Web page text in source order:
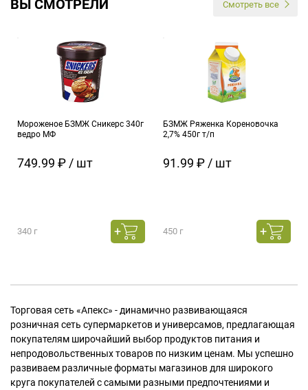
ВЫ СМОТРЕЛИ Смотреть все
Мороженое БЗМЖ Сникерс 340г
ведро МФ
749.99 ₽ / шт
340 г
БЗМЖ Ряженка Кореновочка
2,7% 450г т/п
91.99 ₽ / шт
450 г
Торговая сеть «Апекс» - динамично развивающаяся
розничная сеть супермаркетов и универсамов, предлагающая
покупателям широчайший выбор продуктов питания и
непродовольственных товаров по низким ценам. Мы успешно
развиваем различные форматы магазинов для широкого
круга покупателей с самыми разными предпочтениями и